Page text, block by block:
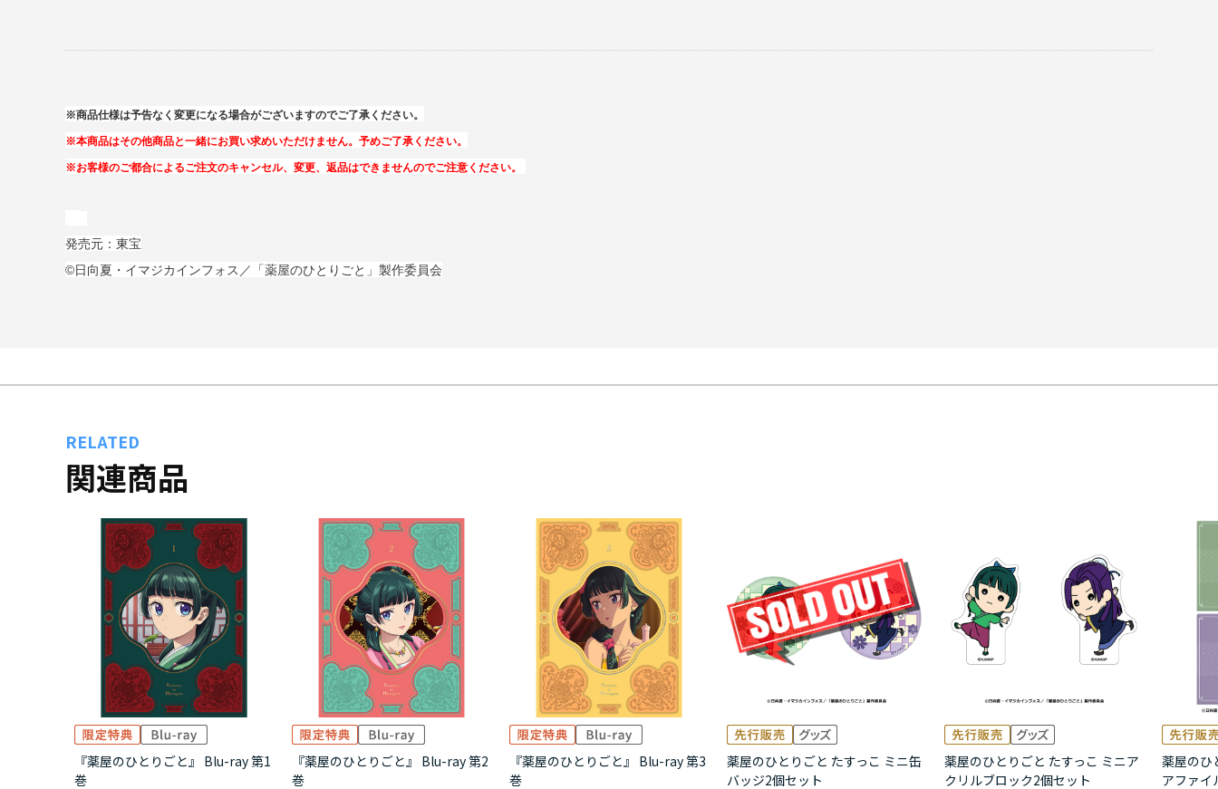
※商品仕様は予告なく変更になる場合がございますのでご了承ください。
※本商品はその他商品と一緒にお買い求めいただけません。予めご了承ください。
※お客様のご都合によるご注文のキャンセル、変更、返品はできませんのでご注意ください。
発売元：東宝
©日向夏・イマジカインフォス／「薬屋のひとりごと」製作委員会
RELATED
関連商品
『薬屋のひとりごと』 Blu-ray 第1
巻
『薬屋のひとりごと』 Blu-ray 第2
巻
『薬屋のひとりごと』 Blu-ray 第3
巻
薬屋のひとりごと たすっこ ミニ缶
バッジ2個セット
薬屋のひとりごと たすっこ ミニア
クリルブロック2個セット
薬屋のひ
アファイ